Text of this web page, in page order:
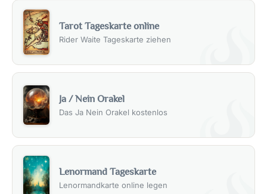
Tarot Tageskarte online
Rider Waite Tageskarte ziehen
Ja / Nein Orakel
Das Ja Nein Orakel kostenlos
Lenormand Tageskarte
Lenormandkarte online legen